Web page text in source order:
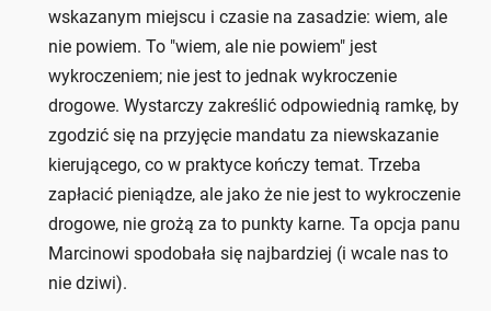
wskazanym miejscu i czasie na zasadzie: wiem, ale
nie powiem. To "wiem, ale nie powiem" jest
wykroczeniem; nie jest to jednak wykroczenie
drogowe. Wystarczy zakreślić odpowiednią ramkę, by
zgodzić się na przyjęcie mandatu za niewskazanie
kierującego, co w praktyce kończy temat. Trzeba
zapłacić pieniądze, ale jako że nie jest to wykroczenie
drogowe, nie grożą za to punkty karne. Ta opcja panu
Marcinowi spodobała się najbardziej (i wcale nas to
nie dziwi).